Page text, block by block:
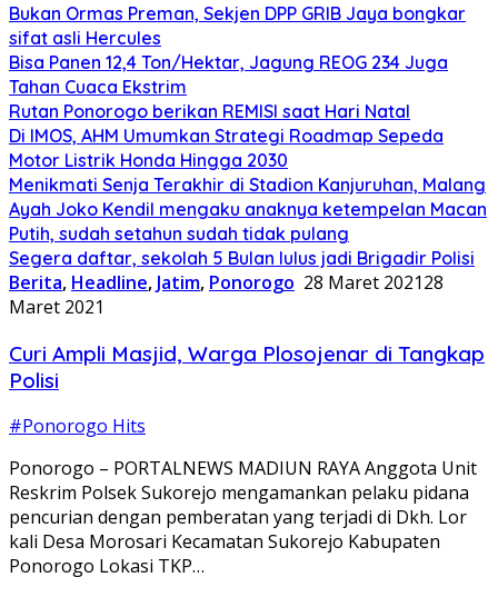
Bukan Ormas Preman, Sekjen DPP GRIB Jaya bongkar
sifat asli Hercules
Bisa Panen 12,4 Ton/Hektar, Jagung REOG 234 Juga
Tahan Cuaca Ekstrim
Rutan Ponorogo berikan REMISI saat Hari Natal
Di IMOS, AHM Umumkan Strategi Roadmap Sepeda
Motor Listrik Honda Hingga 2030
Menikmati Senja Terakhir di Stadion Kanjuruhan, Malang
Ayah Joko Kendil mengaku anaknya ketempelan Macan
Putih, sudah setahun sudah tidak pulang
Segera daftar, sekolah 5 Bulan lulus jadi Brigadir Polisi
Berita, Headline, Jatim, Ponorogo 28 Maret 202128
Maret 2021
Curi Ampli Masjid, Warga Plosojenar di Tangkap
Polisi
#Ponorogo Hits
Ponorogo – PORTALNEWS MADIUN RAYA Anggota Unit
Reskrim Polsek Sukorejo mengamankan pelaku pidana
pencurian dengan pemberatan yang terjadi di Dkh. Lor
kali Desa Morosari Kecamatan Sukorejo Kabupaten
Ponorogo Lokasi TKP…